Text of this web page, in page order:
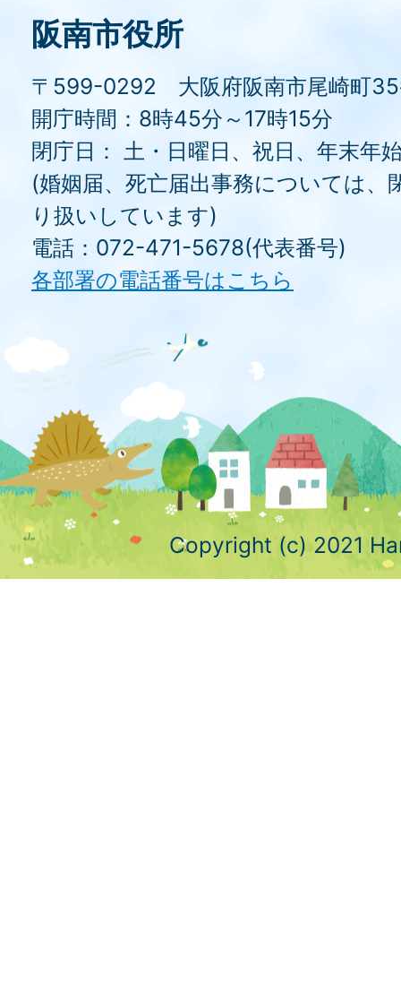
阪南市役所
〒599-0292 大阪府阪南市尾崎町35
開庁時間：8時45分～17時15分
閉庁日： 土・日曜日、祝日、年末年
(婚姻届、死亡届出事務については、
り扱いしています)
電話：072-471-5678(代表番号)
各部署の電話番号はこちら
Copyright (c) 2021